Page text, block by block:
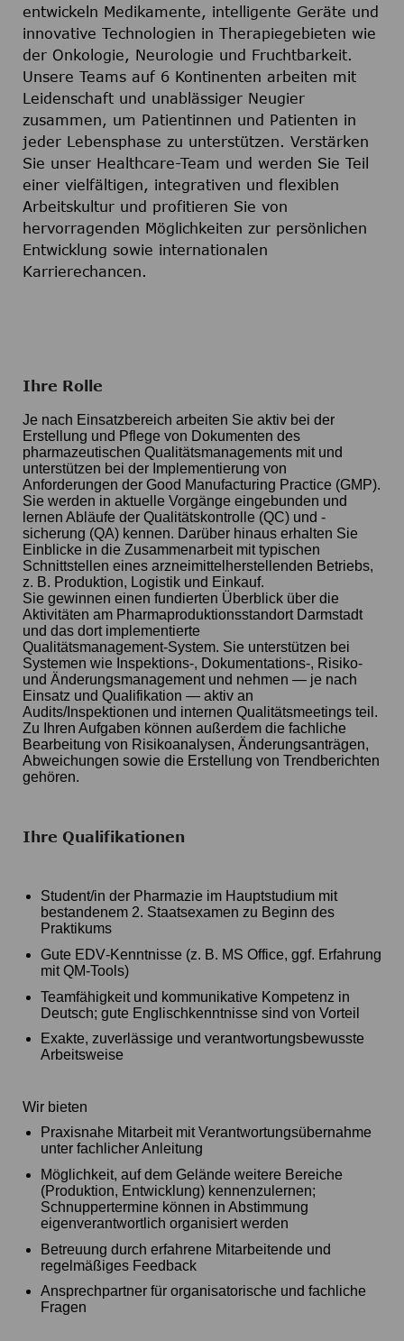
entwickeln Medikamente, intelligente Geräte und
innovative Technologien in Therapiegebieten wie
der Onkologie, Neurologie und Fruchtbarkeit.
Unsere Teams auf 6 Kontinenten arbeiten mit
Leidenschaft und unablässiger Neugier
zusammen, um Patientinnen und Patienten in
jeder Lebensphase zu unterstützen. Verstärken
Sie unser Healthcare-Team und werden Sie Teil
einer vielfältigen, integrativen und flexiblen
Arbeitskultur und profitieren Sie von
hervorragenden Möglichkeiten zur persönlichen
Entwicklung sowie internationalen
Karrierechancen.
Ihre Rolle
Je nach Einsatzbereich arbeiten Sie aktiv bei der
Erstellung und Pflege von Dokumenten des
pharmazeutischen Qualitätsmanagements mit und
unterstützen bei der Implementierung von
Anforderungen der Good Manufacturing Practice (GMP).
Sie werden in aktuelle Vorgänge eingebunden und
lernen Abläufe der Qualitätskontrolle (QC) und -
sicherung (QA) kennen. Darüber hinaus erhalten Sie
Einblicke in die Zusammenarbeit mit typischen
Schnittstellen eines arzneimittelherstellenden Betriebs,
z. B. Produktion, Logistik und Einkauf.
Sie gewinnen einen fundierten Überblick über die
Aktivitäten am Pharmaproduktionsstandort Darmstadt
und das dort implementierte
Qualitätsmanagement‑System. Sie unterstützen bei
Systemen wie Inspektions‑, Dokumentations-, Risiko‑
und Änderungsmanagement und nehmen — je nach
Einsatz und Qualifikation — aktiv an
Audits/Inspektionen und internen Qualitätsmeetings teil.
Zu Ihren Aufgaben können außerdem die fachliche
Bearbeitung von Risikoanalysen, Änderungsanträgen,
Abweichungen sowie die Erstellung von Trendberichten
gehören.
Ihre Qualifikationen
Student/in der Pharmazie im Hauptstudium mit
bestandenem 2. Staatsexamen zu Beginn des
Praktikums
Gute EDV‑Kenntnisse (z. B. MS Office, ggf. Erfahrung
mit QM‑Tools)
Teamfähigkeit und kommunikative Kompetenz in
Deutsch; gute Englischkenntnisse sind von Vorteil
Exakte, zuverlässige und verantwortungsbewusste
Arbeitsweise
Wir bieten
Praxisnahe Mitarbeit mit Verantwortungsübernahme
unter fachlicher Anleitung
Möglichkeit, auf dem Gelände weitere Bereiche
(Produktion, Entwicklung) kennenzulernen;
Schnuppertermine können in Abstimmung
eigenverantwortlich organisiert werden
Betreuung durch erfahrene Mitarbeitende und
regelmäßiges Feedback
Ansprechpartner für organisatorische und fachliche
Fragen